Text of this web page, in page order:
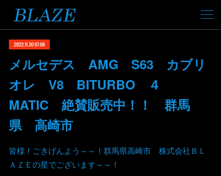
2022.11.30 07:06
メルセデス AMG S63 カブリ
オレ V8 BITURBO ４
MATIC 絶賛販売中！！ 群馬
県 高崎市
皆様！ごきげんよう～～！群馬県高崎市 株式会社ＢＬ
ＡＺＥの星でございます～～！